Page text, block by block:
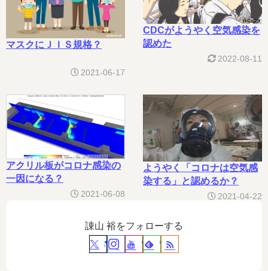
マスクにＪＩＳ規格？
2021-06-17
CDCがようやく空気感染を
認めた
2022-08-11
アクリル板がコロナ感染の
一因になる？
2021-06-08
ようやく「コロナは空気感
染する」と認めるか？
2021-04-22
諌山 裕をフォローする